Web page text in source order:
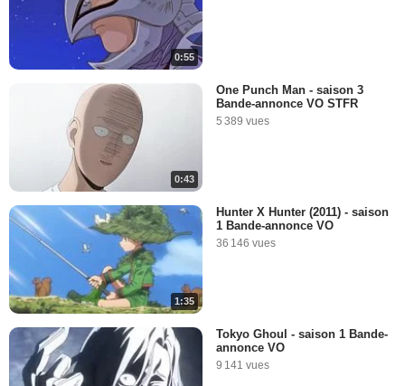
0:55
0:43
One Punch Man - saison 3
Bande-annonce VO STFR
5 389 vues
1:35
Hunter X Hunter (2011) - saison
1 Bande-annonce VO
36 146 vues
Tokyo Ghoul - saison 1 Bande-
annonce VO
9 141 vues